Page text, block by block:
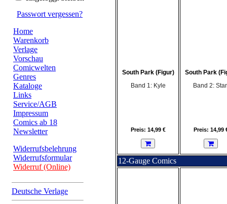
Passwort vergessen?
Home
Warenkorb
Verlage
Vorschau
Comicwelten
Genres
Kataloge
Links
Service/AGB
Impressum
Comics ab 18
Newsletter
Widerrufsbelehrung
Widerrufsformular
Widerruf (Online)
Deutsche Verlage
South Park (Figur)
Band 1: Kyle
Preis: 14,99 €
South Park
Band 2:
Preis: 14,99
12-Gauge Comics